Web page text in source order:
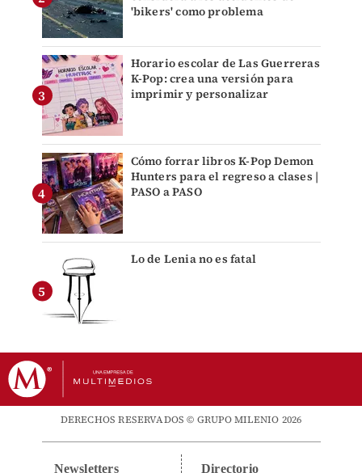
'bikers' como problema
Horario escolar de Las Guerreras
K-Pop: crea una versión para
imprimir y personalizar
Cómo forrar libros K-Pop Demon
Hunters para el regreso a clases |
PASO a PASO
Lo de Lenia no es fatal
DERECHOS RESERVADOS © GRUPO MILENIO 2026
Newsletters Directorio